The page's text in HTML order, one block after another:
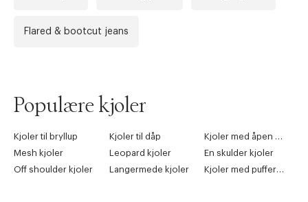
Flared & bootcut jeans
Populære kjoler
Kjoler til bryllup Kjoler til dåp
Kjoler med åpen rygg
Mesh kjoler
Leopard kjoler
En skulder kjoler
Off shoulder kjoler
Langermede kjoler Kjoler med puffermer